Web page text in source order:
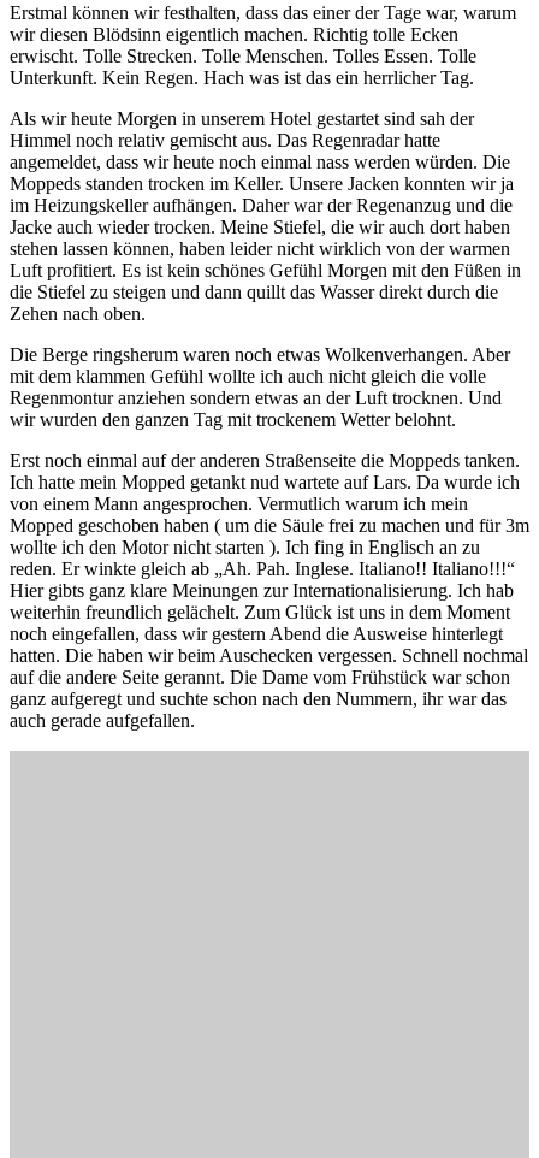
Erstmal können wir festhalten, dass das einer der Tage war, warum
wir diesen Blödsinn eigentlich machen. Richtig tolle Ecken
erwischt. Tolle Strecken. Tolle Menschen. Tolles Essen. Tolle
Unterkunft. Kein Regen. Hach was ist das ein herrlicher Tag.
Als wir heute Morgen in unserem Hotel gestartet sind sah der
Himmel noch relativ gemischt aus. Das Regenradar hatte
angemeldet, dass wir heute noch einmal nass werden würden. Die
Moppeds standen trocken im Keller. Unsere Jacken konnten wir ja
im Heizungskeller aufhängen. Daher war der Regenanzug und die
Jacke auch wieder trocken. Meine Stiefel, die wir auch dort haben
stehen lassen können, haben leider nicht wirklich von der warmen
Luft profitiert. Es ist kein schönes Gefühl Morgen mit den Füßen in
die Stiefel zu steigen und dann quillt das Wasser direkt durch die
Zehen nach oben.
Die Berge ringsherum waren noch etwas Wolkenverhangen. Aber
mit dem klammen Gefühl wollte ich auch nicht gleich die volle
Regenmontur anziehen sondern etwas an der Luft trocknen. Und
wir wurden den ganzen Tag mit trockenem Wetter belohnt.
Erst noch einmal auf der anderen Straßenseite die Moppeds tanken.
Ich hatte mein Mopped getankt nud wartete auf Lars. Da wurde ich
von einem Mann angesprochen. Vermutlich warum ich mein
Mopped geschoben haben ( um die Säule frei zu machen und für 3m
wollte ich den Motor nicht starten ). Ich fing in Englisch an zu
reden. Er winkte gleich ab „Ah. Pah. Inglese. Italiano!! Italiano!!!“
Hier gibts ganz klare Meinungen zur Internationalisierung. Ich hab
weiterhin freundlich gelächelt. Zum Glück ist uns in dem Moment
noch eingefallen, dass wir gestern Abend die Ausweise hinterlegt
hatten. Die haben wir beim Auschecken vergessen. Schnell nochmal
auf die andere Seite gerannt. Die Dame vom Frühstück war schon
ganz aufgeregt und suchte schon nach den Nummern, ihr war das
auch gerade aufgefallen.